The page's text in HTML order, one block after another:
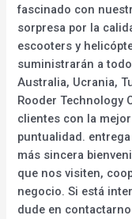
fascinado con
sorpresa por la
escooters y
suministrarán a
Australia, Ucrania,
Rooder Technology
clientes con la
puntualidad.
más sincera
que nos visiten,
negocio. Si está
dude en